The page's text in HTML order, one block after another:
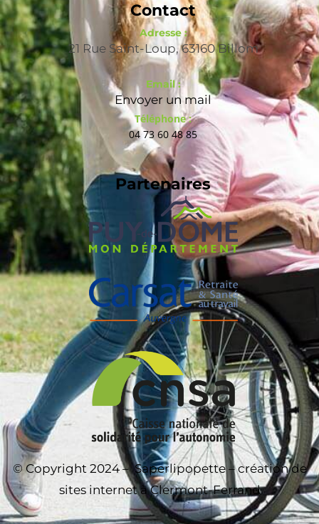
Contact
Adresse :
21 Rue Saint-Loup, 63160 Billom
Email :
Envoyer un mail
Téléphone :
04 73 60 48 85
Partenaires
© Copyright 2024 –Saperlipopette – création de
sites internet à Clermont-Ferrand